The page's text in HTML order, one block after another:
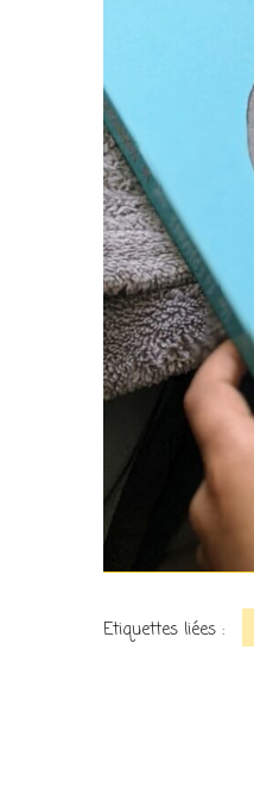
Etiquettes liées :